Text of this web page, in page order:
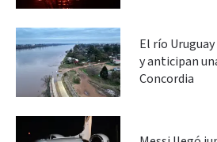
El río
y anticipan
Concordia